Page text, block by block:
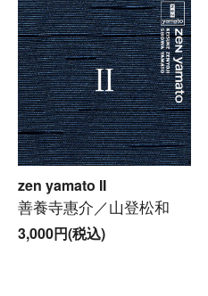
zen yamato II
善養寺惠介／山登松和
3,000円(税込)